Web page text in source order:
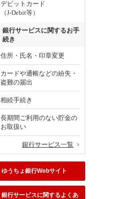
デビットカード
（J-Debit等）
銀行サービスに関するお手
続き
住所・氏名・印章変更
カードや通帳などの紛失・
盗難の届出
相続手続き
長期間ご利用のない貯金の
お取扱い
銀行サービス一覧
ゆうちょ銀行Webサイト
銀行サービスに関するよくあ